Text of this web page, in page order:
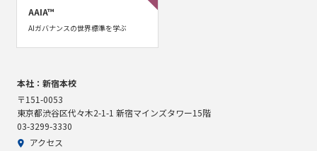
AAIA™
AIガバナンスの世界標準を学ぶ
本社：新宿本校
〒151-0053
東京都渋谷区代々木2-1-1 新宿マインズタワー15階
03-3299-3330
アクセス